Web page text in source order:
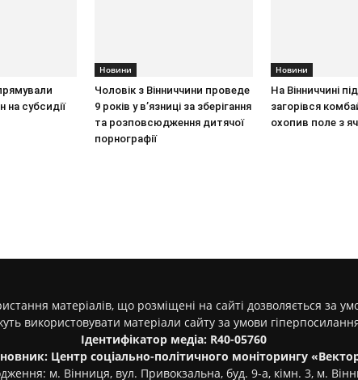
на субсидії
Новини
Чоловік з Вінниччини проведе
9 років у в’язниці за зберігання
та розповсюдження дитячої
порнографії
Новини
На Вінниччині
загорівся
охопив поле з
матеріалів, що розміщені на сайті дозволяється за
використовувати матеріали сайту за умови
Ідентифікатор медіа: R40-05760
Центр соціально-політичного моніторингу
м. Вінниця, вул. Привокзальна, буд. 9-а, кімн. 3, м.